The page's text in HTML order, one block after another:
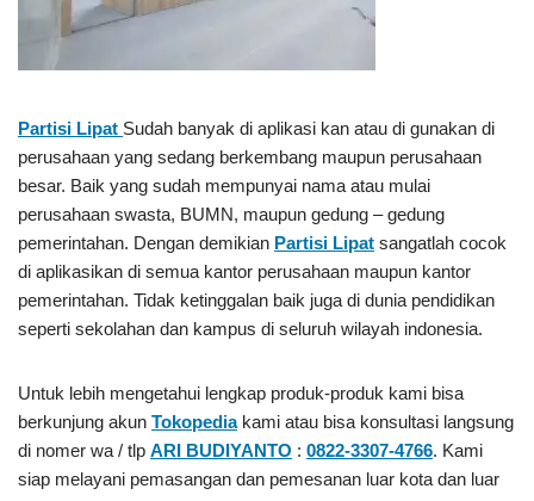
Partisi Lipat Sudah banyak di aplikasi kan atau di gunakan di
perusahaan yang sedang berkembang maupun perusahaan
besar. Baik yang sudah mempunyai nama atau mulai
perusahaan swasta, BUMN, maupun gedung – gedung
pemerintahan. Dengan demikian Partisi Lipat sangatlah cocok
di aplikasikan di semua kantor perusahaan maupun kantor
pemerintahan. Tidak ketinggalan baik juga di dunia pendidikan
seperti sekolahan dan kampus di seluruh wilayah indonesia.
Untuk lebih mengetahui lengkap produk-produk kami bisa
berkunjung akun Tokopediakami atau bisa konsultasi langsung
di nomer wa / tlp ARI BUDIYANTO : 0822-3307-4766. Kami
siap melayani pemasangan dan pemesanan luar kota dan luar